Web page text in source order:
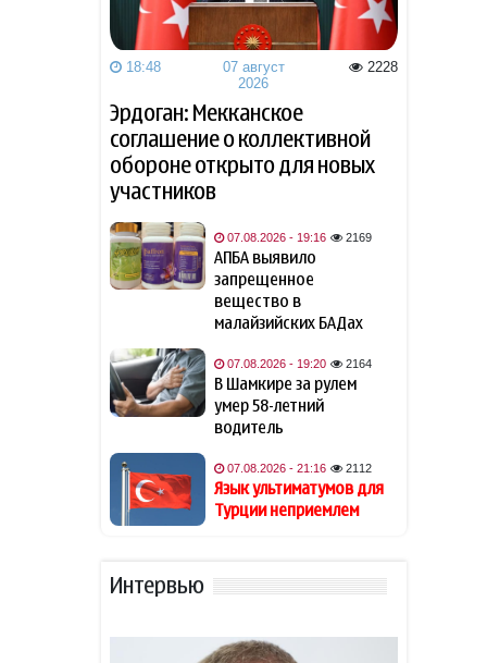
повлиять на стоимость
главного продукта в
Азербайджане?
21:18
Названа страна, ставшая
крупнейшим поставщиком
авиационного топлива в
Европу
21:16
Язык ультиматумов для
Турции неприемлем
Вашингтонский меморандум:
год новой эпохи Южного
Кавказа
20:48
Врач назвала главную пользу
кабачков
20:28
Футболисту сборной Англии
Тоуни предъявили
обвинение в нападении в
ночном клубе
из квартиры ювелирные
18:48
07 август
2026
2228
Эрдоган: Мекканское
соглашение о коллективной
обороне открыто для новых
участников
07.08.2026 - 19:16 2169
АПБА выявило
запрещенное
вещество в
малайзийских БАДах
07.08.2026 - 19:20 2164
В Шамкире за рулем
умер 58-летний
водитель
07.08.2026 - 21:16 2112
Язык ультиматумов для
Турции неприемлем
Интервью